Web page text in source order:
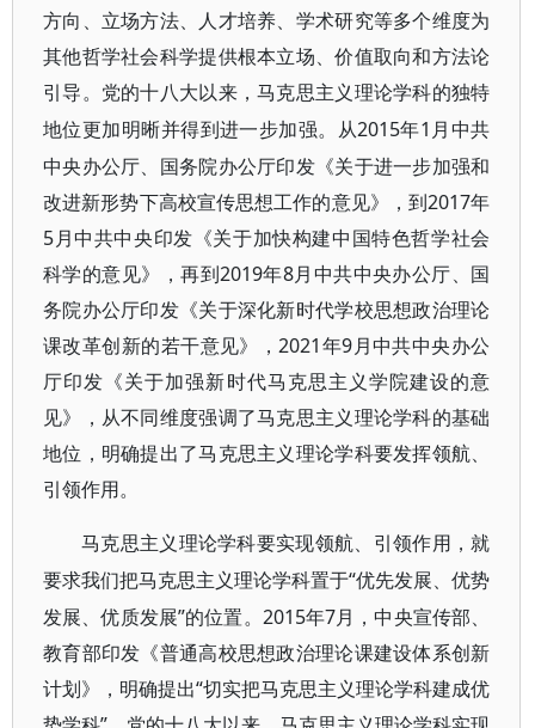
方向、立场方法、人才培养、学术研究等多个维度为
其他哲学社会科学提供根本立场、价值取向和方法论
引导。党的十八大以来，马克思主义理论学科的独特
地位更加明晰并得到进一步加强。从2015年1月中共
中央办公厅、国务院办公厅印发《关于进一步加强和
改进新形势下高校宣传思想工作的意见》，到2017年
5月中共中央印发《关于加快构建中国特色哲学社会
科学的意见》，再到2019年8月中共中央办公厅、国
务院办公厅印发《关于深化新时代学校思想政治理论
课改革创新的若干意见》，2021年9月中共中央办公
厅印发《关于加强新时代马克思主义学院建设的意
见》，从不同维度强调了马克思主义理论学科的基础
地位，明确提出了马克思主义理论学科要发挥领航、
引领作用。
马克思主义理论学科要实现领航、引领作用，就
要求我们把马克思主义理论学科置于“优先发展、优势
发展、优质发展”的位置。2015年7月，中央宣传部、
教育部印发《普通高校思想政治理论课建设体系创新
计划》，明确提出“切实把马克思主义理论学科建成优